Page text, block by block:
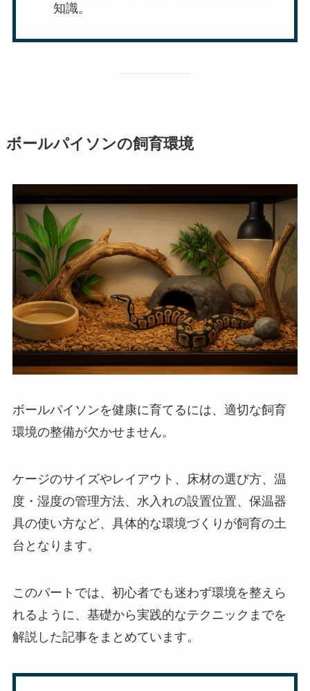
知識。
ボールパイソンの飼育環境
ボールパイソンを健康に育てるには、適切な飼育
環境の整備が欠かせません。
ケージのサイズやレイアウト、床材の選び方、温
度・湿度の管理方法、水入れの設置位置、保温器
具の使い方など、具体的な環境づくりが飼育の土
台となります。
このパートでは、初心者でも迷わず環境を整えら
れるように、基礎から実践的なテクニックまでを
解説した記事をまとめています。